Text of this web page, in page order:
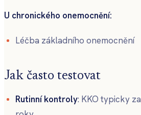
U chronického onemocnění:
Léčba základního onemocnění
Jak často testovat
Rutinní kontroly: KKO typicky